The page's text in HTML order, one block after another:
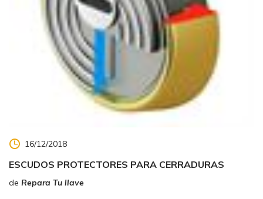
16/12/2018
ESCUDOS PROTECTORES PARA CERRADURAS
de Repara Tu llave